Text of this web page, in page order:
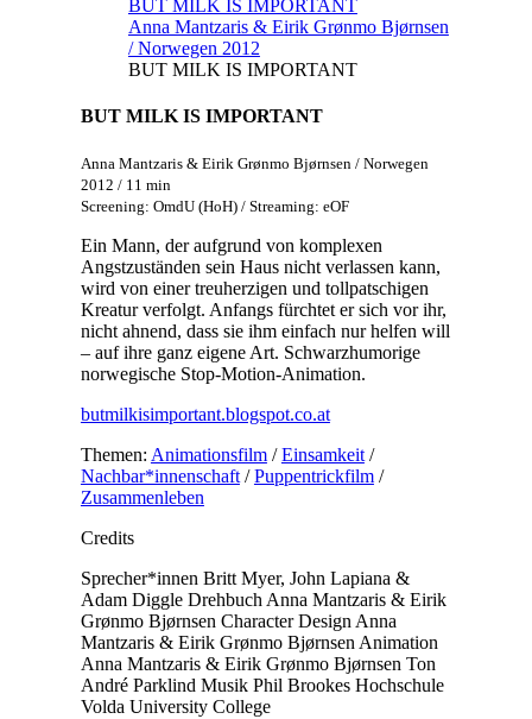
BUT MILK IS IMPORTANT
Anna Mantzaris & Eirik Grønmo Bjørnsen
/ Norwegen 2012
BUT MILK IS IMPORTANT
BUT MILK IS IMPORTANT
Anna Mantzaris & Eirik Grønmo Bjørnsen / Norwegen
2012 / 11 min
Screening: OmdU (HoH) / Streaming: eOF
Ein Mann, der aufgrund von komplexen
Angstzuständen sein Haus nicht verlassen kann,
wird von einer treuherzigen und tollpatschigen
Kreatur verfolgt. Anfangs fürchtet er sich vor ihr,
nicht ahnend, dass sie ihm einfach nur helfen will
– auf ihre ganz eigene Art. Schwarzhumorige
norwegische Stop-Motion-Animation.
butmilkisimportant.blogspot.co.at
Themen: Animationsfilm/Einsamkeit/
Nachbar*innenschaft/Puppentrickfilm/
Zusammenleben
Credits
Sprecher*innen Britt Myer, John Lapiana &
Adam Diggle Drehbuch Anna Mantzaris & Eirik
Grønmo Bjørnsen Character Design Anna
Mantzaris & Eirik Grønmo Bjørnsen Animation
Anna Mantzaris & Eirik Grønmo Bjørnsen Ton
André Parklind Musik Phil Brookes Hochschule
Volda University College